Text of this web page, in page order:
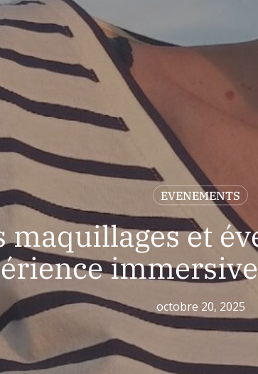
EVENEMENTS
maquillages et
octobre 20, 2025